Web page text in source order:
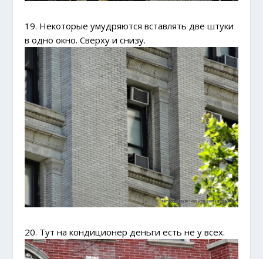
19. Некоторые умудряются вставлять две штуки
в одно окно. Сверху и снизу.
20. Тут на кондиционер деньги есть не у всех.